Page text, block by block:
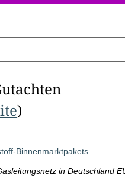
)
Binnenmarktpakets
in Deutschland